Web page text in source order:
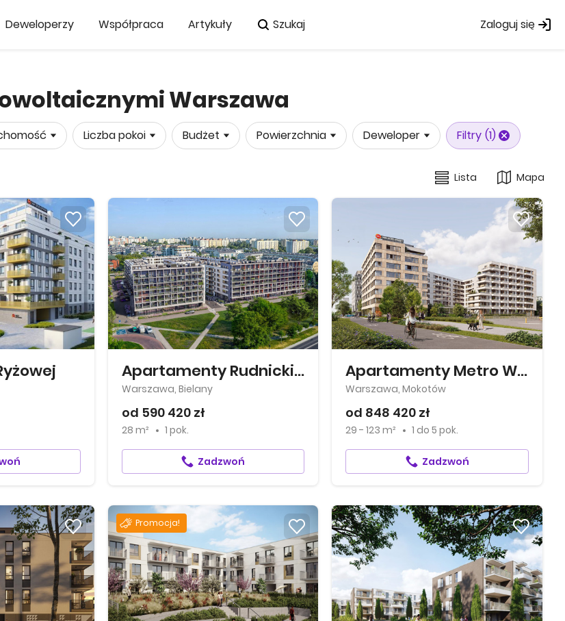
Deweloperzy Współpraca Artykuły Szukaj Zaloguj się
Warszawa
Liczba pokoi Budżet Powierzchnia Deweloper Filtry (1)
Lista Mapa
Apartamenty Rudnickiego
Warszawa, Bielany
od 590 420 zł
28 m² 1 pok.
Zadzwoń
Apartamenty Metro Wilanowska
Warszawa, Mokotów
od 848 420 zł
29 - 123 m² 1 do5 pok.
Zadzwoń
Promocja!